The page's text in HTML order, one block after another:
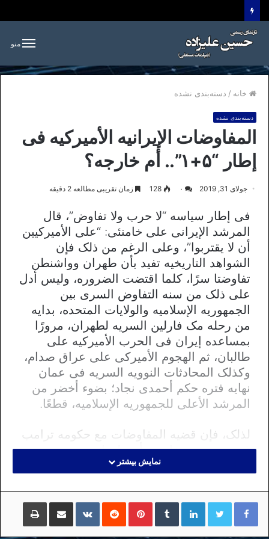
منو
خانه / دسته‌بندی نشده
دسته‌بندی نشده
المفاوضات الإیرانیه الأمیرکیه فی
إطار “۵+۱”.. أم خارجه؟
جولای 31, 2019 ۰ 128 زمان تقریبی مطالعه 2 دقیقه
فی إطار سیاسه “لا حرب ولا تفاوض”، قال
المرشد الإیرانی علی خامنئی: “على الأمیرکیین
أن لا یقتربوا”، وعلى الرغم من ذلک فإن
الشواهد التاریخیه تفید بأن طهران وواشنطن
تفاوضتا سرًا، کلما اقتضت الضروره، ولیس أدل
على ذلک من سنه التفاوض السری بین
الجمهوریه الإسلامیه والولایات المتحده، بدایه
من رحله مک فارلین السریه لطهران، مرورًا
بمساعده إیران فی الحرب الأمیرکیه على
طالبان، ثم الهجوم الأمیرکی علی عراق صدام،
وکذلک المحادثات النوویه السریه فی عمان
نهایه فتره حکم أحمدی نجاد؛ بضوء أخضر من
المرشد الأعلى للجمهوریه الإسلامیه، قطعًا.
لذلک، فإن قضیه المفاوضات مع حکومه ترامب
غیر مستبعده، خاصه وأن طهران رصدت
بوضوح المفاوضات العلنیه بین کوریا الشمالیه
أوقفت “قطار العقوبات” الأمیرکی تقریبًا، دون
إعطاء أی نقاط مهمه، وفقط مقابل بضع صور
تذکاریه فی التاریخ، فلماذا لا تفعل طهران مثل
نمایش بیشتر
لینکداینتامبلر پینتریستReddit
VKontakte
اشتراک گذاری با ایمیل چاپ